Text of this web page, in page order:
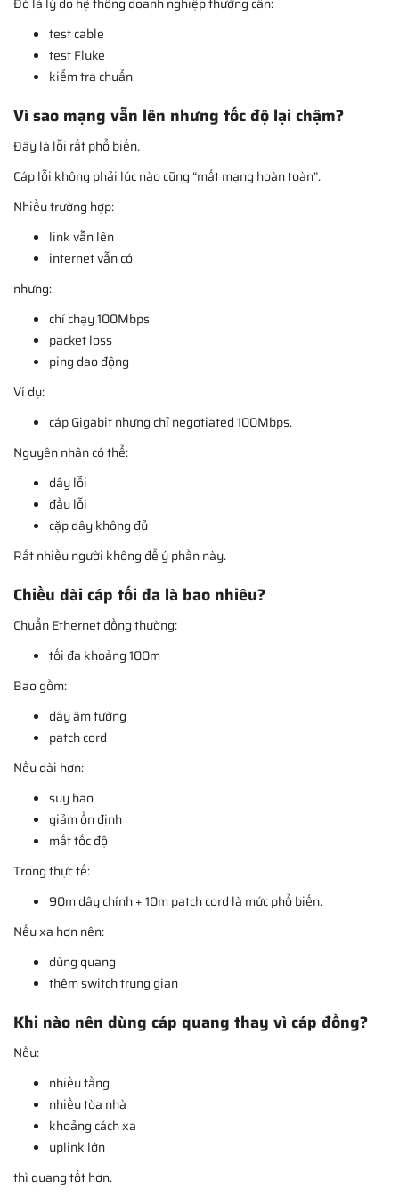
test cable
test Fluke
kiểm tra chuẩn
Vì sao mạng vẫn lên nhưng tốc độ lại chậm?
Đây là lỗi rất phổ biến.
Cáp lỗi không phải lúc nào cũng “mất mạng hoàn toàn”.
Nhiều trường hợp:
link vẫn lên
internet vẫn có
nhưng:
chỉ chạy 100Mbps
packet loss
ping dao động
Ví dụ:
cáp Gigabit nhưng chỉ negotiated 100Mbps.
Nguyên nhân có thể:
dây lỗi
đầu lỗi
cặp dây không đủ
Rất nhiều người không để ý phần này.
Chiều dài cáp tối đa là bao nhiêu?
Chuẩn Ethernet đồng thường:
tối đa khoảng 100m
Bao gồm:
dây âm tường
patch cord
Nếu dài hơn:
suy hao
giảm ổn định
mất tốc độ
Trong thực tế:
90m dây chính + 10m patch cord là mức phổ biến.
Nếu xa hơn nên:
dùng quang
thêm switch trung gian
Khi nào nên dùng cáp quang thay vì cáp đồng?
Nếu:
nhiều tầng
nhiều tòa nhà
khoảng cách xa
uplink lớn
thì quang tốt hơn.